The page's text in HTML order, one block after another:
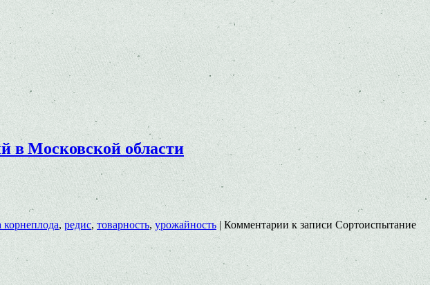
в Московской области
корнеплода,редис, товарность,урожайность | Комментарии к записи Сортоиспытание